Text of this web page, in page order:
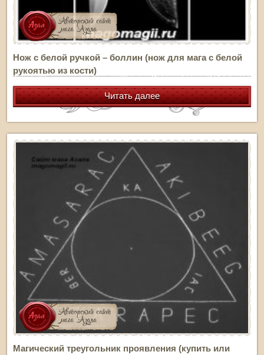
Нож с белой ручкой – боллин (нож для мага с белой
рукоятью из кости)
Читать далее
Магический треугольник проявления (купить или